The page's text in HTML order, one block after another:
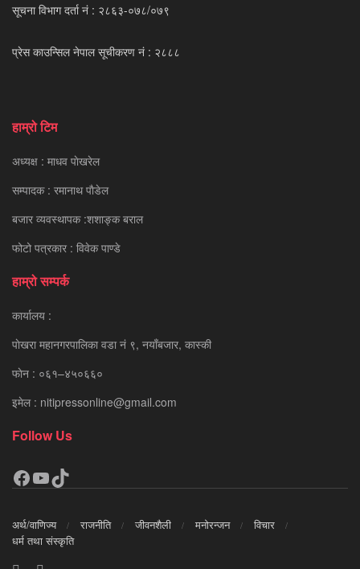
सूचना विभाग दर्ता नं : २८६३-०७८/०७९
प्रेस काउन्सिल नेपाल सूचीकरण नं : २८८८
हाम्रो टिम
अध्यक्ष : माधव पाेखरेल
सम्पादक : रमानाथ पाैडेल
बजार व्यवस्थापक :शशाङ्क बराल
फोटो पत्रकार : विवेक पाण्डे
हाम्रो सम्पर्क
कार्यालय :
पाेखरा महानगरपालिका वडा नं ९, नयाँबजार, कास्की
फाेन : ०६१–४५०६६०
इमेल : nitipressonline@gmail.com
Follow Us
Facebook
YouTube
TikTok
अर्थ/वाणिज्य राजनीति जीवनशैली मनोरन्जन
विचार
धर्म तथा संस्कृति